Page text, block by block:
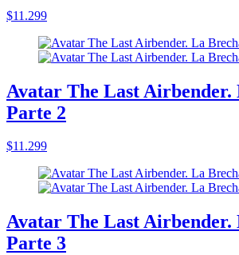
$11.299
Avatar The Last Airbender.
Parte 2
$11.299
Avatar The Last Airbender.
Parte 3